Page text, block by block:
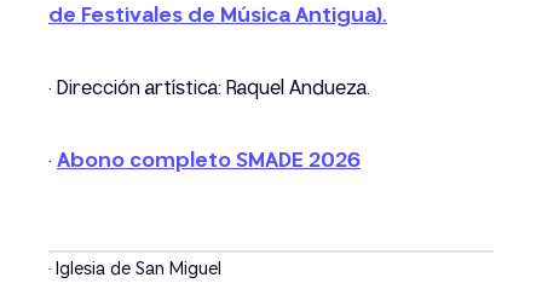
· Iglesia de San Miguel
de Festivales de Música Antigua).
· Dirección artística: Raquel Andueza.
· Abono completo SMADE 2026